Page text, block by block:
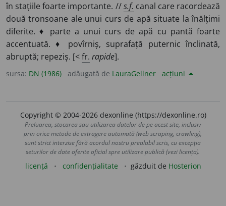
în stațiile foarte importante. //s.f. canal care racordează
două tronsoane ale unui curs de apă situate la înălțimi
diferite. ♦ parte a unui curs de apă cu pantă foarte
accentuată. ♦ povîrniș, suprafață puternic înclinată,
abruptă; repeziș. [<fr. rapide].
sursa: DN (1986) adăugată de LauraGellner acțiuni
Copyright © 2004-2026 dexonline (https://dexonline.ro)
Preluarea, stocarea sau utilizarea datelor de pe acest site, inclusiv
prin orice metode de extragere automată (web scraping, crawling),
sunt strict interzise fără acordul nostru prealabil scris, cu excepția
seturilor de date oferite oficial spre utilizare publică (vezi licența).
licență confidențialitate găzduit de Hosterion